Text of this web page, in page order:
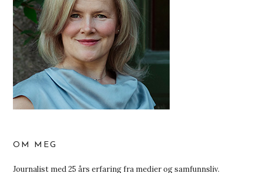
OM MEG
Journalist med 25 års erfaring fra medier og samfunnsliv.